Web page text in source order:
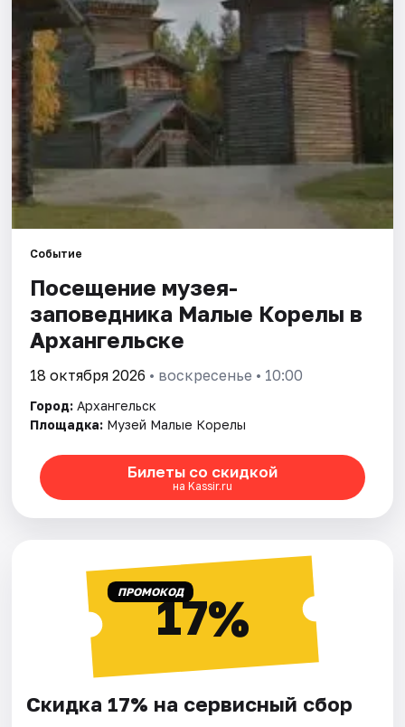
Событие
Посещение музея-
заповедника Малые Корелы в
Архангельске
18 октября 2026 • воскресенье • 10:00
Город: Архангельск
Площадка: Музей Малые Корелы
Билеты со скидкой
на Kassir.ru
ПРОМОКОД17%
Скидка 17% на сервисный сбор